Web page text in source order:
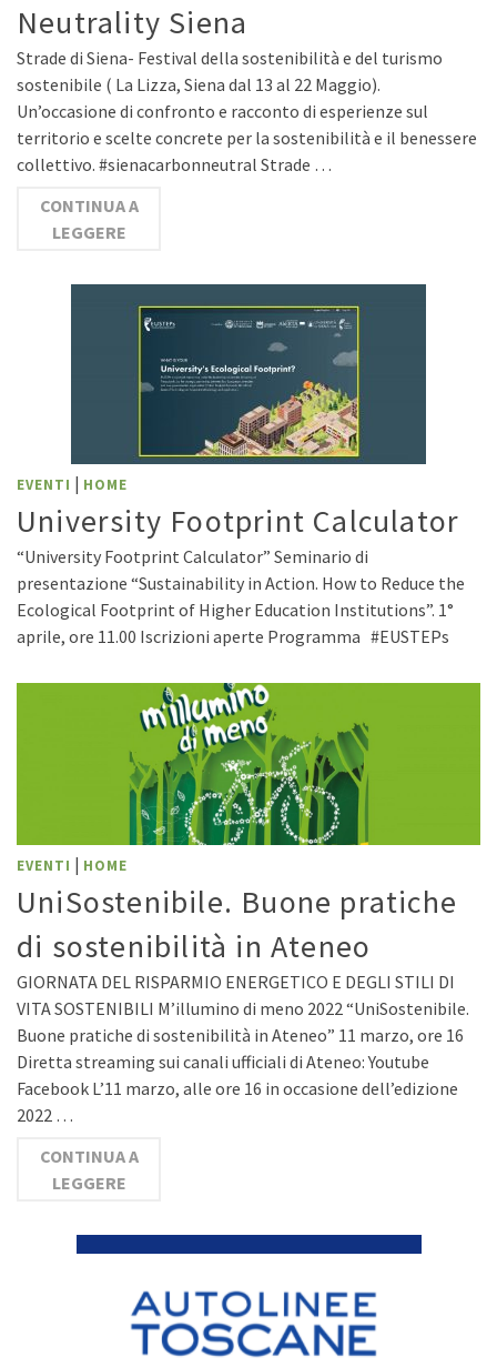
Neutrality Siena
Strade di Siena- Festival della sostenibilità e del turismo
sostenibile ( La Lizza, Siena dal 13 al 22 Maggio).
Un’occasione di confronto e racconto di esperienze sul
territorio e scelte concrete per la sostenibilità e il benessere
collettivo. #sienacarbonneutral Strade …
CONTINUA A
LEGGERE
EVENTI | HOME
University Footprint Calculator
“University Footprint Calculator” Seminario di
presentazione “Sustainability in Action. How to Reduce the
Ecological Footprint of Higher Education Institutions”. 1°
aprile, ore 11.00 Iscrizioni aperte Programma #EUSTEPs
EVENTI | HOME
UniSostenibile. Buone pratiche
di sostenibilità in Ateneo
GIORNATA DEL RISPARMIO ENERGETICO E DEGLI STILI DI
VITA SOSTENIBILI M’illumino di meno 2022 “UniSostenibile.
Buone pratiche di sostenibilità in Ateneo” 11 marzo, ore 16
Diretta streaming sui canali ufficiali di Ateneo: Youtube
Facebook L’11 marzo, alle ore 16 in occasione dell’edizione
2022 …
CONTINUA A
LEGGERE